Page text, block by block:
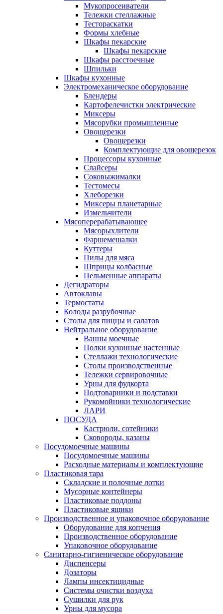
Мукопросеиватели
Тележки стеллажные
Тестораскатки
Формы хлебные
Шкафы пекарские
Шкафы пекарские
Шкафы расстоечные
Шпильки
Шкафы кухонные
Электромеханическое оборудование
Блендеры
Картофелечистки электрические
Миксеры
Мясорубки промышленные
Овощерезки
Овощерезки
Комплектующие для овощерезок
Процессоры кухонные
Слайсеры
Соковыжималки
Тестомесы
Хлеборезки
Миксеры планетарные
Измельчители
Мясоперерабатывающее
Мясорыхлители
Фаршемешалки
Куттеры
Пилы для мяса
Шприцы колбасные
Пельменные аппараты
Дегидраторы
Автоклавы
Термостаты
Колоды разрубочные
Столы для пиццы и салатов
Нейтральное оборудование
Ванны моечные
Полки кухонные настенные
Стеллажи технологические
Столы производственные
Тележки сервировочные
Урны для фудкорта
Подтоварники и подставки
Рукомойники технологические
ЛАРИ
ПОСУДА
Кастрюли, сотейники
Сковороды, казаны
Посудомоечные машины
Посудомоечные машины
Расходные материалы и комплектующие
Пластиковая тара
Складские и полочные лотки
Мусорные контейнеры
Пластиковые поддоны
Пластиковые ящики
Производственное и упаковочное оборудование
Оборудование для копчения
Производственное оборудование
Упаковочное оборудование
Санитарно-гигиеническое оборудование
Диспенсеры
Дозаторы
Лампы инсектицидные
Системы очистки воздуха
Сушилки для рук
Урны для мусора